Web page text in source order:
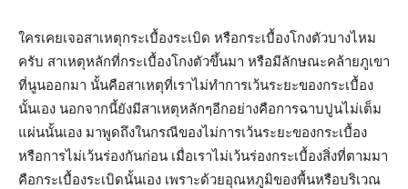
ใครเคยเจอสาเหตุกระเบื้องระเบิด หรือกระเบื้องโกงตัวบางไหม
ครับ สาเหตุหลักที่กระเบื้องโกงตัวขึ้นมา หรือมีลักษณะคล้ายภูเขา
ที่นูนออกมา นั้นคือสาเหตุที่เราไม่ทำการเว้นระยะของกระเบื้อง
นั้นเอง นอกจากนี้ยังมีสาเหตุหลักๆอีกอย่างคือการฉาบปูนไม่เต็ม
แผ่นนั้นเอง มาพูดถึงในกรณีของไม่การเว้นระยะของกระเบื้อง
หรือการไม่เว้นร่องกันก่อน เมื่อเราไม่เว้นร่องกระเบื้องสิ่งที่ตามมา
คือกระเบื้องระเบิดนั้นเอง เพราะด้วยอุณหภูมิของพื้นหรือบริเวณ